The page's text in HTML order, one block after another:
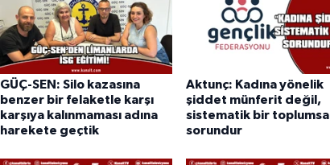
GÜÇ-SEN: Silo kazasına
benzer bir felaketle karşı
karşıya kalınmaması adına
harekete geçtik
Aktunç: Kadına yönelik
şiddet münferit değil,
sistematik bir toplumsal
sorundur